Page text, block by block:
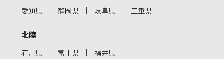
愛知県 ｜ 静岡県 ｜ 岐阜県 ｜ 三重県
北陸
石川県 ｜ 富山県 ｜ 福井県